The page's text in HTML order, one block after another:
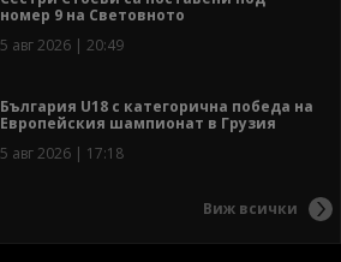
номер 9 на Световното
5 авг 2026 | 20:49
България U18 с категорична победа на
Европейския шампионат в Грузия
5 авг 2026 | 17:18
Виж всички